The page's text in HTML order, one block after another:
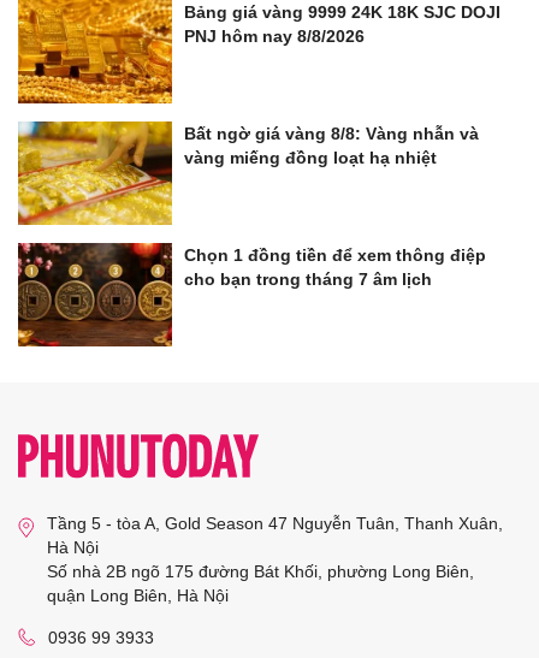
Bảng giá vàng 9999 24K 18K SJC DOJI
PNJ hôm nay 8/8/2026
Bất ngờ giá vàng 8/8: Vàng nhẫn và
vàng miếng đồng loạt hạ nhiệt
Chọn 1 đồng tiền để xem thông điệp
cho bạn trong tháng 7 âm lịch
Tầng 5 - tòa A, Gold Season 47 Nguyễn Tuân, Thanh Xuân,
Hà Nội
Số nhà 2B ngõ 175 đường Bát Khối, phường Long Biên,
quận Long Biên, Hà Nội
0936 99 3933